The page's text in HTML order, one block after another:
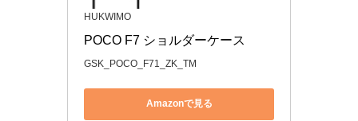
HUKWIMO
POCO F7 ショルダーケース
GSK_POCO_F71_ZK_TM
Amazonで見る